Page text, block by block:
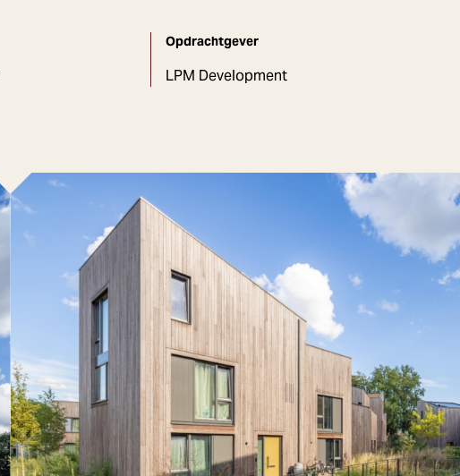
Opdrachtgever
LPM Development
Bosvallei is een nieuwe woonbuurt in Bosrijk
(Eindhoven), gerealiseerd na de zomer van 2022 in
opdracht van LPM Development. Het project omvat
48 woningen en werd gebouwd door BanBouw, met
Arcon verantwoordelijk voor de levering en
montage van circa 15.000 m² CLT voor wanden en
daken.
De wijk is ontworpen met de natuur als
uitgangspunt: variatie in woningtypen, vorm en
oriëntatie zorgt voor een organisch straatbeeld dat
opgaat in het bosrijke landschap. Circulariteit speelt
een centrale rol, met toepassing van biobased en
herbruikbare materialen, zoals CLT en demontabele